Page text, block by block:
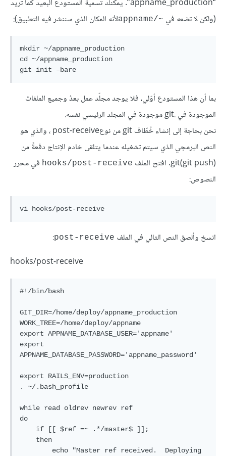
“appname_production”. يمكنك تسمية المستودع البعيد كما تريد
(ولكن لا تضعه في ~/appname لأنه المكان الذي سننشر فيه التطبيق):
mkdir ~/appname_production
cd ~/appname_production
بما أن هذا المستودع أوّلي، فلا يوجد مجلّد عمل بعدُ وجميع الملفات
الموجودة في .git موجودة في المجلد الرئيسي نفسه.
نحن بحاجة إلى إنشاء خُطّاف git من نوعpost-receive ، والذي هو
النص البرمجي الذي سيتم تشغيله عندما يتلقى خادم الإنتاج دفعةً من
git(git push). افتح الملف
hooks/post-receive في محرر
النصوص:
انسخ وألصق النص التالي في الملف post-receive
:
hooks/post-receive
#!/bin/bash
GIT_DIR=/home/deploy/appname_production
WORK_TREE=/home/deploy/appname
export APPNAME_DATABASE_USER='appname'
export
APPNAME_DATABASE_PASSWORD='appname_password'
export RAILS_ENV=production
. ~/.bash_profile
while read oldrev newrev ref
do